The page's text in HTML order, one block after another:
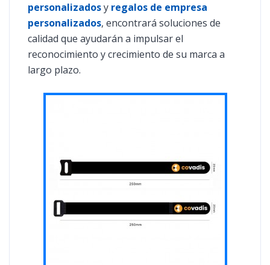
personalizadosy regalos de empresa
personalizados, encontrará soluciones de
calidad que ayudarán a impulsar el
reconocimiento y crecimiento de su marca a
largo plazo.